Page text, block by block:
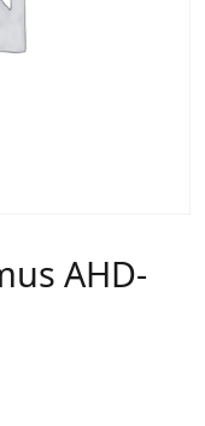
AHD-